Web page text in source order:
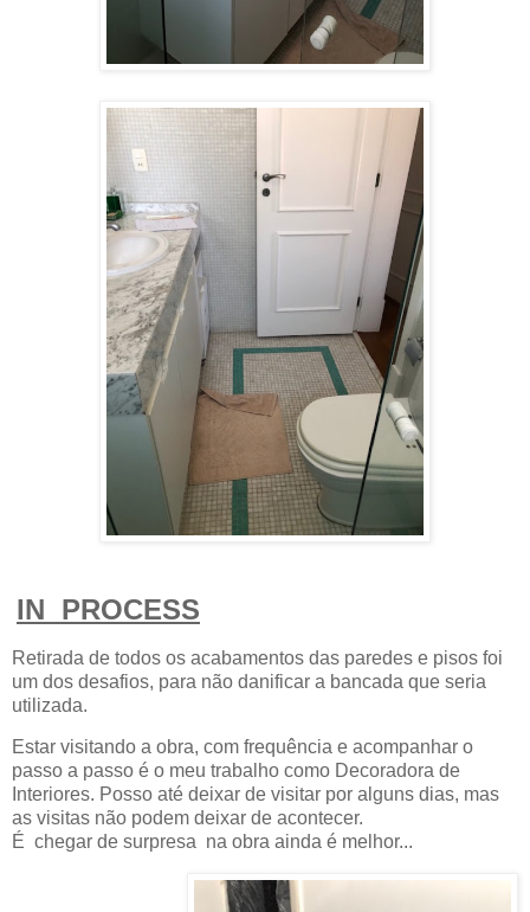
IN PROCESS
Retirada de todos os acabamentos das paredes e pisos foi
um dos desafios, para não danificar a bancada que seria
utilizada.
Estar visitando a obra, com frequência e acompanhar o
passo a passo é o meu trabalho como Decoradora de
Interiores. Posso até deixar de visitar por alguns dias, mas
as visitas não podem deixar de acontecer.
É chegar de surpresa na obra ainda é melhor...